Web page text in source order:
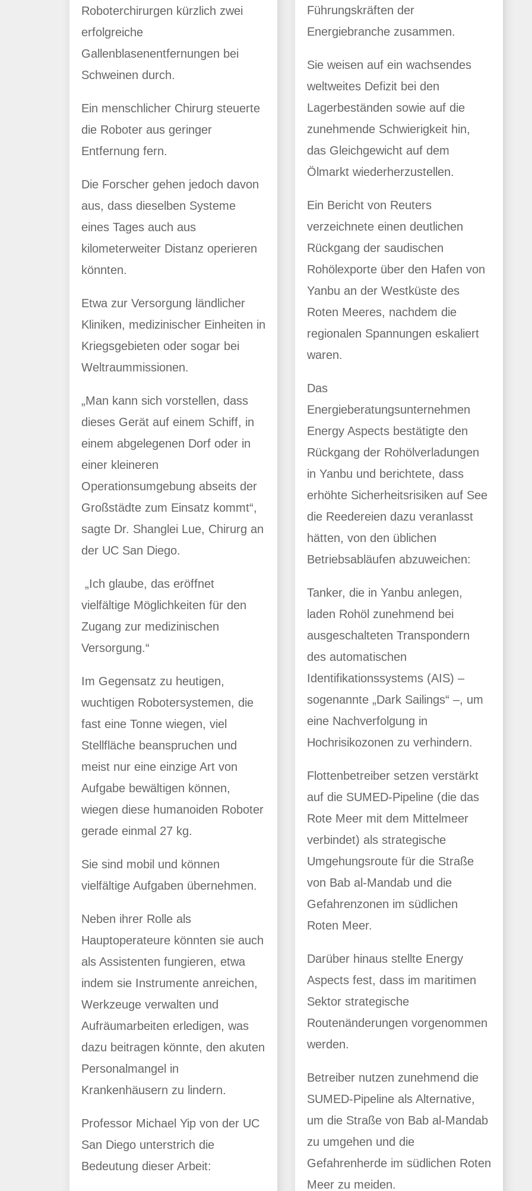
Roboterchirurgen kürzlich zwei
erfolgreiche
Gallenblasenentfernungen bei
Schweinen durch.
Ein menschlicher Chirurg steuerte
die Roboter aus geringer
Entfernung fern.
Die Forscher gehen jedoch davon
aus, dass dieselben Systeme
eines Tages auch aus
kilometerweiter Distanz operieren
könnten.
Etwa zur Versorgung ländlicher
Kliniken, medizinischer Einheiten in
Kriegsgebieten oder sogar bei
Weltraummissionen.
„Man kann sich vorstellen, dass
dieses Gerät auf einem Schiff, in
einem abgelegenen Dorf oder in
einer kleineren
Operationsumgebung abseits der
Großstädte zum Einsatz kommt“,
sagte Dr. Shanglei Lue, Chirurg an
der UC San Diego.
„Ich glaube, das eröffnet
vielfältige Möglichkeiten für den
Zugang zur medizinischen
Versorgung.“
Im Gegensatz zu heutigen,
wuchtigen Robotersystemen, die
fast eine Tonne wiegen, viel
Stellfläche beanspruchen und
meist nur eine einzige Art von
Aufgabe bewältigen können,
wiegen diese humanoiden Roboter
gerade einmal 27 kg.
Sie sind mobil und können
vielfältige Aufgaben übernehmen.
Neben ihrer Rolle als
Hauptoperateure könnten sie auch
als Assistenten fungieren, etwa
indem sie Instrumente anreichen,
Werkzeuge verwalten und
Aufräumarbeiten erledigen, was
dazu beitragen könnte, den akuten
Personalmangel in
Krankenhäusern zu lindern.
Professor Michael Yip von der UC
San Diego unterstrich die
Bedeutung dieser Arbeit:
Führungskräften der
Energiebranche zusammen.
Sie weisen auf ein wachsendes
weltweites Defizit bei den
Lagerbeständen sowie auf die
zunehmende Schwierigkeit hin,
das Gleichgewicht auf dem
Ölmarkt wiederherzustellen.
Ein Bericht von Reuters
verzeichnete einen deutlichen
Rückgang der saudischen
Rohölexporte über den Hafen von
Yanbu an der Westküste des
Roten Meeres, nachdem die
regionalen Spannungen eskaliert
waren.
Das
Energieberatungsunternehmen
Energy Aspects bestätigte den
Rückgang der Rohölverladungen
in Yanbu und berichtete, dass
erhöhte Sicherheitsrisiken auf See
die Reedereien dazu veranlasst
hätten, von den üblichen
Betriebsabläufen abzuweichen:
Tanker, die in Yanbu anlegen,
laden Rohöl zunehmend bei
ausgeschalteten Transpondern
des automatischen
Identifikationssystems (AIS) –
sogenannte „Dark Sailings“ –, um
eine Nachverfolgung in
Hochrisikozonen zu verhindern.
Flottenbetreiber setzen verstärkt
auf die SUMED-Pipeline (die das
Rote Meer mit dem Mittelmeer
verbindet) als strategische
Umgehungsroute für die Straße
von Bab al-Mandab und die
Gefahrenzonen im südlichen
Roten Meer.
Darüber hinaus stellte Energy
Aspects fest, dass im maritimen
Sektor strategische
Routenänderungen vorgenommen
werden.
Betreiber nutzen zunehmend die
SUMED-Pipeline als Alternative,
um die Straße von Bab al-Mandab
zu umgehen und die
Gefahrenherde im südlichen Roten
Meer zu meiden.